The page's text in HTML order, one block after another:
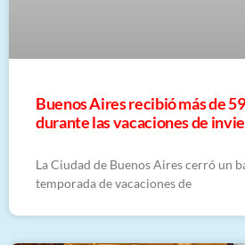
Buenos Aires recibió más de
durante las vacaciones de
La Ciudad de Buenos Aires cerró un
temporada de vacaciones de